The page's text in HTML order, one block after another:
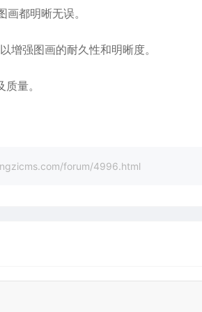
都明晰无误。
增强图画的耐久性和明晰度。
量。
forum/4996.html